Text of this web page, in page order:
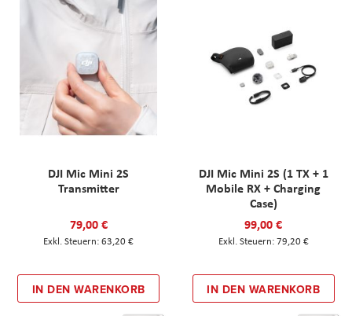
DJI Mic Mini 2S
Transmitter
79,00 €
63,20 €
IN DEN WARENKORB
DJI Mic Mini 2S (1 TX + 1
Mobile RX + Charging
Case)
99,00 €
79,20 €
IN DEN WARENKORB